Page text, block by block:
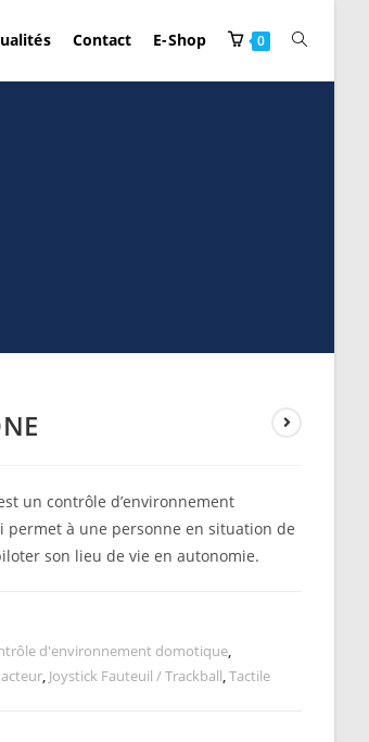
Contact E-Shop 0
un contrôle d’environnement
permet à une personne en situation de
son lieu de vie en autonomie.
d'environnement domotique,
, Joystick Fauteuil / Trackball,Tactile